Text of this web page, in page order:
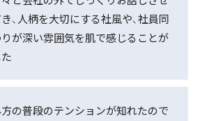
、人柄を大切にする社風や、社員同
が深い雰囲気を肌で感じることが
の普段のテンションが知れたので